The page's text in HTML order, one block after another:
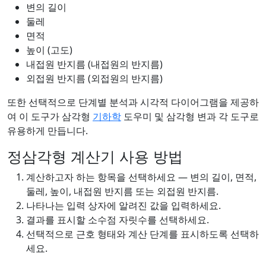
변의 길이
둘레
면적
높이 (고도)
내접원 반지름 (내접원의 반지름)
외접원 반지름 (외접원의 반지름)
또한 선택적으로 단계별 분석과 시각적 다이어그램을 제공하
여 이 도구가 삼각형 기하학 도우미 및 삼각형 변과 각 도구로
유용하게 만듭니다.
정삼각형 계산기 사용 방법
계산하고자 하는 항목을 선택하세요 — 변의 길이, 면적,
둘레, 높이, 내접원 반지름 또는 외접원 반지름.
나타나는 입력 상자에 알려진 값을 입력하세요.
결과를 표시할 소수점 자릿수를 선택하세요.
선택적으로 근호 형태와 계산 단계를 표시하도록 선택하
세요.